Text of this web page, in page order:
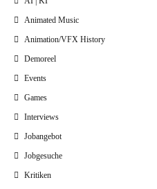
Animated Music
Animation/VFX History
Demoreel
Events
Games
Interviews
Jobangebot
Jobgesuche
Kritiken